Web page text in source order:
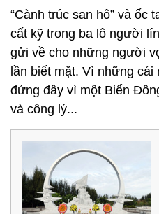
“Cành trúc san hô” và ốc
cất kỹ trong ba lô người
gửi về cho những người
lần biết mặt. Vì những cái
đứng đây vì một Biển
và công lý...